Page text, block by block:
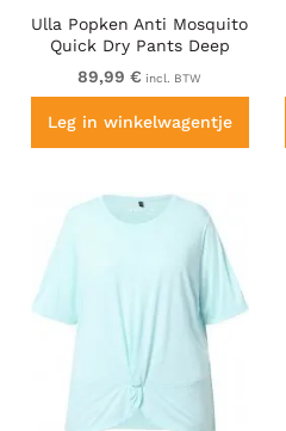
Ulla Popken Anti Mosquito
Quick Dry Pants Deep
Aqua
89,99 € incl. BTW
Leg in winkelwagentje